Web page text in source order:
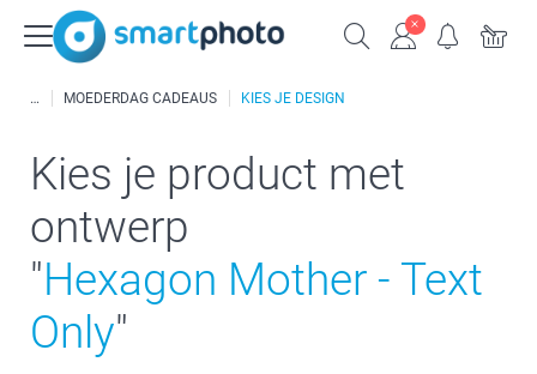
MOEDERDAG CADEAUS KIES JE DESIGN
Kies je product met
ontwerp
"Hexagon Mother - Text
Only"